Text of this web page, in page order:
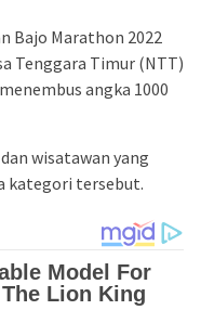
Bajo Marathon 2022
Tenggara Timur (NTT)
angka 1000
wisatawan yang
kategori tersebut.